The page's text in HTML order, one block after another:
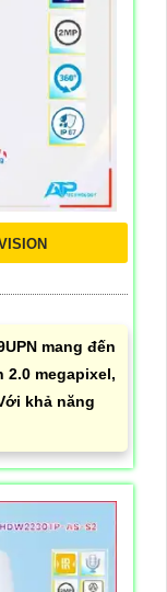
mang đến
megapixel,
khả năng